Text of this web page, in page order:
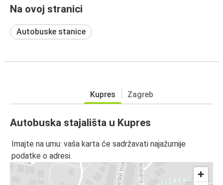
Na ovoj stranici
Autobuske stanice
Kupres Zagreb
Autobuska stajališta u Kupres
Imajte na umu: vaša karta će sadržavati najažurnije
podatke o adresi.